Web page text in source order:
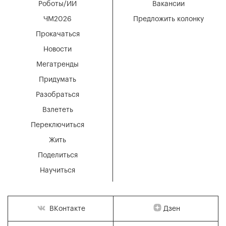
Мегатренды
Придумать
Разобраться
Взлететь
Новости
Переключиться
Жить
Поделиться
Научиться
Роботы/ИИ
ЧМ2026
Прокачаться
Вакансии
Предложить колонку
ВКонтакте Дзен